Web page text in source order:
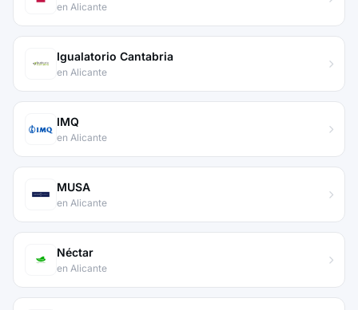
en Alicante
Igualatorio Cantabria
en Alicante
IMQ
en Alicante
MUSA
en Alicante
Néctar
en Alicante